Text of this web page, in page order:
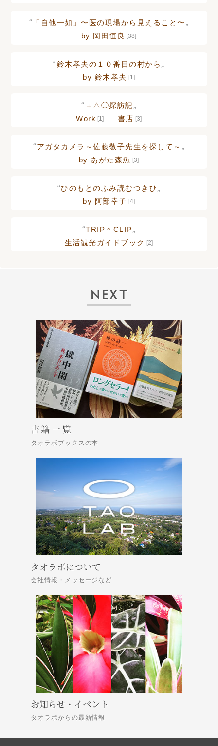
“ 「自他一如」〜医の現場から見えること〜 „
by 岡田恒良 [38]
“鈴木孝夫の１０番目の村から „
by 鈴木孝夫 [1]
“ ＋△◯探訪記„
Work [1] 書店 [3]
“アガタカメラ～佐藤敬子先生を探して～ „
by あがた森魚 [3]
“ひのもとのふみ読むつきひ„
by 阿部幸子 [4]
“TRIP＊CLIP„
生活観光ガイドブック [2]
NEXT
書籍一覧
タオラボブックスの本
タオラボについて
会社情報・メッセージなど
お知らせ・イベント
タオラボからの最新情報